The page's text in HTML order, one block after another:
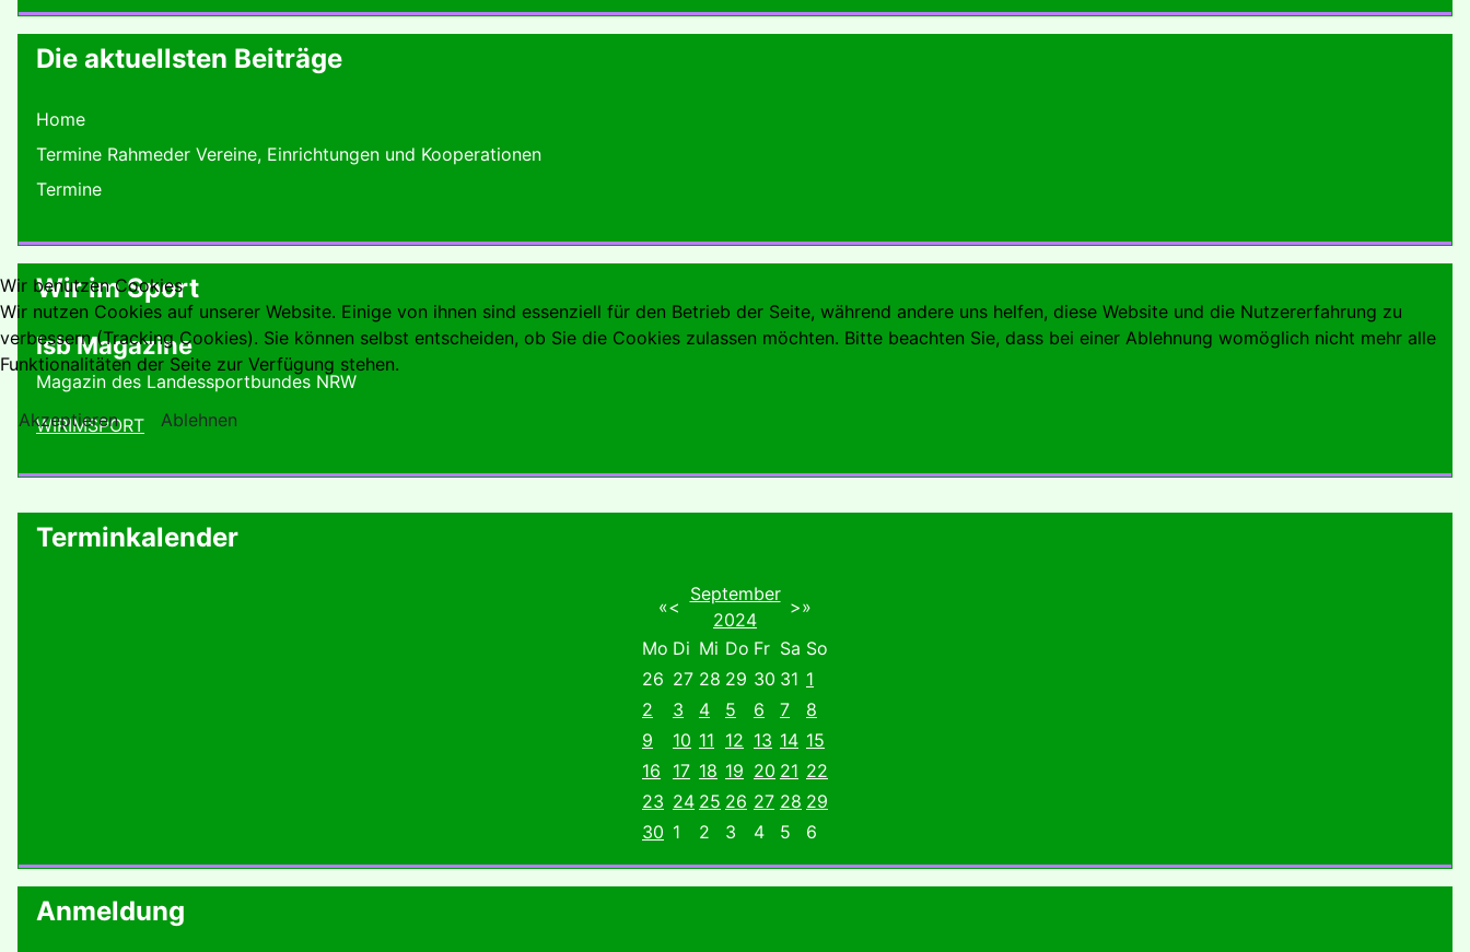
Terminkalender
«<
September
2024
>»
Mo Di Mi Do Fr Sa So
26 27 28 29 30 31 1
2
3 4 5 6 7
8
9
10 11 12 13 14 15
16
17 18 19 20 21 22
23 24 25 26 27 28 29
30 1 2 3 4 5 6
Anmeldung
Die aktuellsten Beiträge
Home
Termine Rahmeder Vereine, Einrichtungen und Kooperationen
Termine
Wir im Sport
lsb Magazine
Magazin des Landessportbundes NRW
WIRIMSPORT
Wir benutzen Cookies
Wir nutzen Cookies auf unserer Website. Einige von ihnen sind essenziell für den Betrieb der Seite, während andere uns helfen, diese Website und die Nutzererfahrung zu
verbessern (Tracking Cookies). Sie können selbst entscheiden, ob Sie die Cookies zulassen möchten. Bitte beachten Sie, dass bei einer Ablehnung womöglich nicht mehr alle
Funktionalitäten der Seite zur Verfügung stehen.
Akzeptieren Ablehnen